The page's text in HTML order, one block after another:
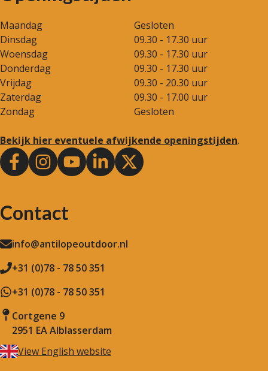
Maandag
Gesloten
Dinsdag
09.30 - 17.30 uur
Woensdag
09.30 - 17.30 uur
Donderdag
09.30 - 17.30 uur
Vrijdag
09.30 - 20.30 uur
Zaterdag
09.30 - 17.00 uur
Zondag
Gesloten
Bekijk hier eventuele afwijkende openingstijden.
Contact
info@antilopeoutdoor.nl
+31 (0)78 - 78 50 351
+31 (0)78 - 78 50 351
Cortgene 9
2951 EA Alblasserdam
View English website